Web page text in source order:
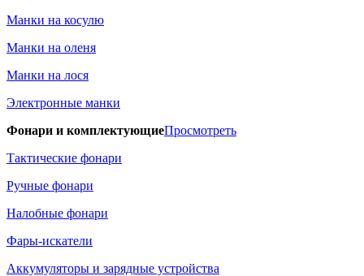
Манки на косулю
Манки на оленя
Манки на лося
Электронные манки
Фонари и комплектующиеПросмотреть
Тактические фонари
Ручные фонари
Налобные фонари
Фары-искатели
Аккумуляторы и зарядные устройства